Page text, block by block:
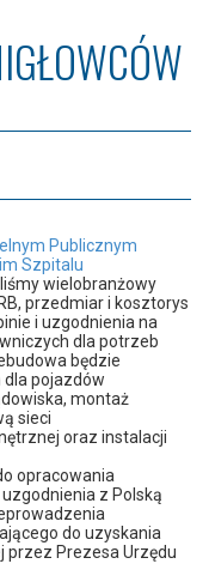
Publicznym
Szpitalu
wielobranżowy
przedmiar i kosztorys
i uzgodnienia na
dla potrzeb
będzie
dla pojazdów
montaż
sieci
oraz instalacji
opracowania
z Polską
do uzyskania
przez Prezesa Urzędu